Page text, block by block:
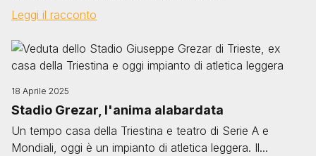
Leggi il racconto
Image
18 Aprile 2025
Stadio Grezar, l'anima alabardata
Un tempo casa della Triestina e teatro di Serie A e
Mondiali, oggi è un impianto di atletica leggera. Il...